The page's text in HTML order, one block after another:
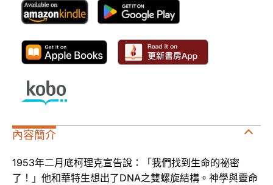
內容簡介
1953年二月底柯理克宣告說：「我們找到生命的祕密
了！」他和華特生想出了DNA之雙螺旋結構。神學與靈命